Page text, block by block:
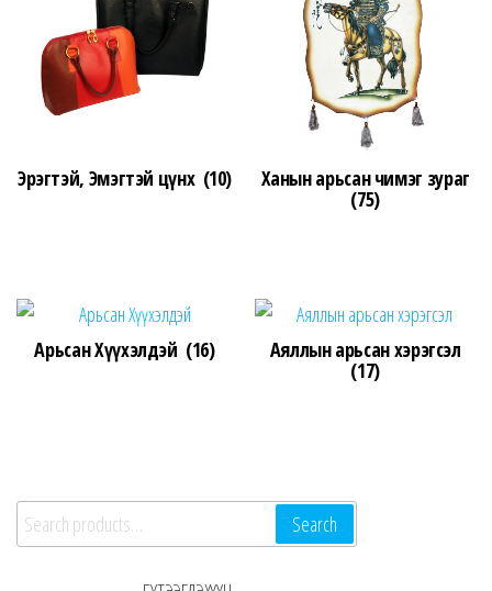
Эрэгтэй, Эмэгтэй цүнх (10) Ханын арьсан чимэг зураг
(75)
Арьсан Хүүхэлдэй (16) Аяллын арьсан хэрэгсэл
(17)
Search for: Search